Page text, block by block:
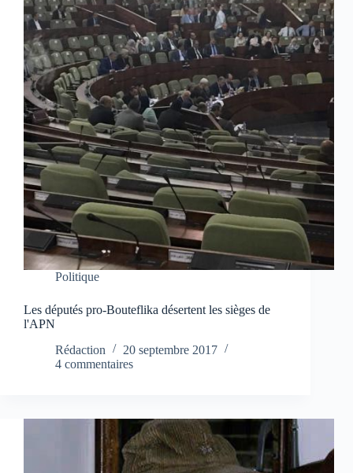
Politique
Les députés pro-Bouteflika désertent les sièges de
l'APN
Rédaction
20 septembre 2017
4 commentaires